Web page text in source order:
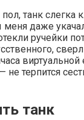
танк слегка
меня даже
ручейки
не терпится
танк